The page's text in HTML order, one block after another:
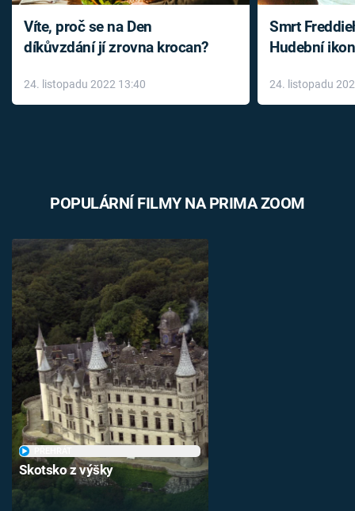
Víte, proč se na Den
díkůvzdání jí zrovna krocan?
24. listopadu 2022 13:40
Smrt
Hudební
léky
24. listopadu
POPULÁRNÍ FILMY NA PRIMA ZOOM
Skotsko z výšky